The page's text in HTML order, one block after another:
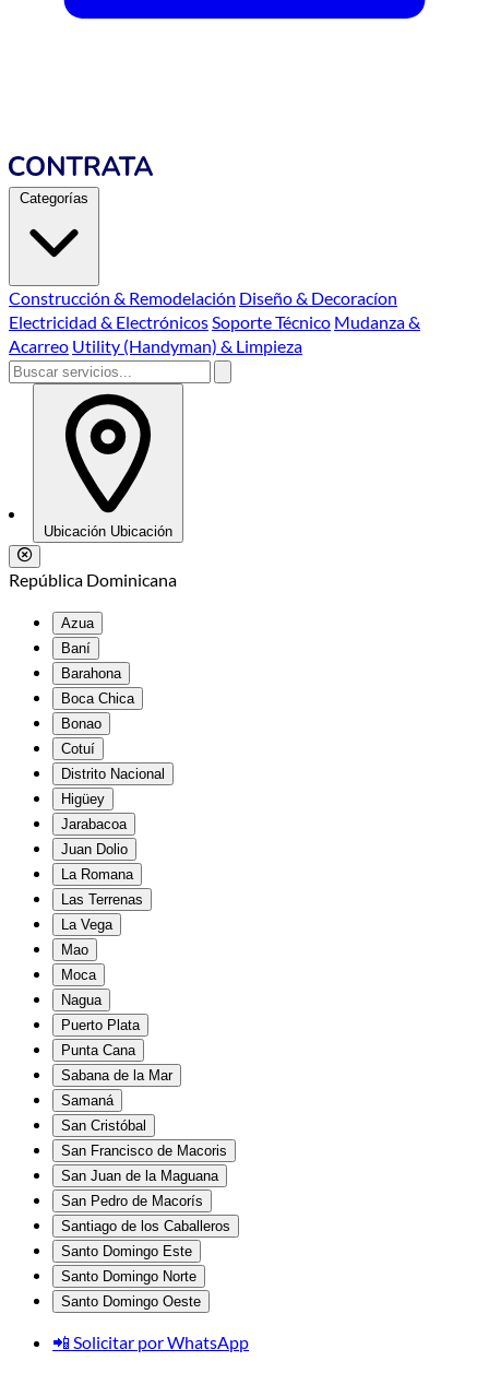
Categorías
Construcción & Remodelación Diseño & Decoracíon
Electricidad & ElectrónicosSoporte Técnico Mudanza &
Acarreo Utility (Handyman) & Limpieza
Ubicación Ubicación
República Dominicana
Azua
Baní
Barahona
Boca Chica
Bonao
Cotuí
Distrito Nacional
Higüey
Jarabacoa
Juan Dolio
La Romana
Las Terrenas
La Vega
Mao
Moca
Nagua
Puerto Plata
Punta Cana
Sabana de la Mar
Samaná
San Cristóbal
San Francisco de Macoris
San Juan de la Maguana
San Pedro de Macorís
Santiago de los Caballeros
Santo Domingo Este
Santo Domingo Norte
Santo Domingo Oeste
📲 Solicitar por WhatsApp